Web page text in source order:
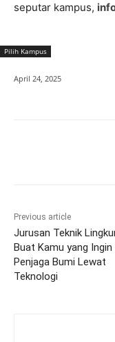
seputar kampus,
Pilih Kampus
April 24, 2025
Previous article
Jurusan Teknik
Buat Kamu yang Ingin
Penjaga Bumi Lewat
Teknologi